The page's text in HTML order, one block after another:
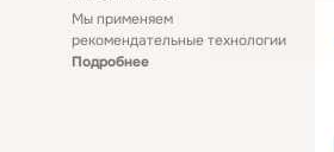
Мы применяем
рекомендательные технологии
Подробнее